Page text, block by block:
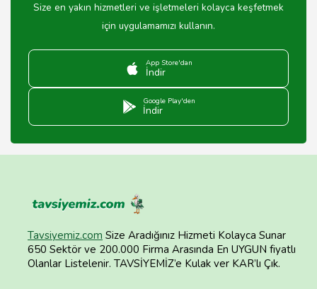
Size en yakın hizmetleri ve işletmeleri kolayca keşfetmek
için uygulamamızı kullanın.
App Store'dan
İndir
Google Play'den
İndir
Tavsiyemiz.com Size Aradığınız Hizmeti Kolayca Sunar
650 Sektör ve 200.000 Firma Arasında En UYGUN fiyatlı
Olanlar Listelenir. TAVSİYEMİZ’e Kulak ver KAR’lı Çık.